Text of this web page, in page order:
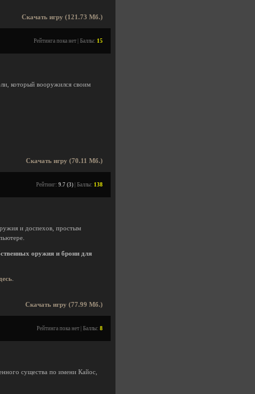
Скачать игру (121.73 Мб.)
Рейтинга пока нет | Баллы: 15
который вооружился своим
Скачать игру (70.11 Мб.)
Рейтинг: 9.7 (3) | Баллы: 138
и доспехов, простым
оружия и брони для
Скачать игру (77.99 Мб.)
Рейтинга пока нет | Баллы: 8
существа по имени Кайос,